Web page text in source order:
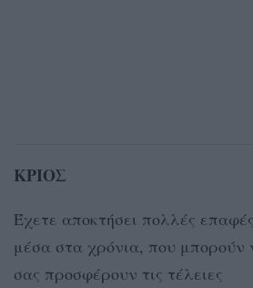
ΚΡΙΟΣ
Έχετε αποκτήσει πολλές επαφές
μέσα στα χρόνια, που μπορούν
σας προσφέρουν τις τέλειες